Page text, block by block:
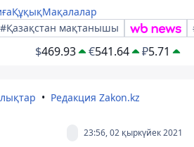
ҚұқықМақалалар
#Қазақстан мақтанышы
$469.93 €541.64 ₽5.71
Редакция Zakon.kz
23:56, 02 қыркүйек 2021